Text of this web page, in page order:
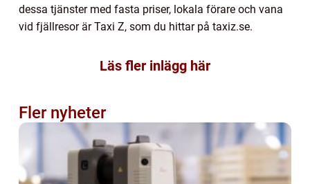
dessa tjänster med fasta priser, lokala förare och vana
vid fjällresor är Taxi Z, som du hittar på taxiz.se.
Läs fler inlägg här
Fler nyheter